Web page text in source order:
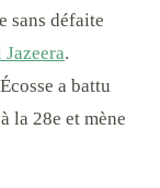
sans défaite
.
a battu
la 28e et mène